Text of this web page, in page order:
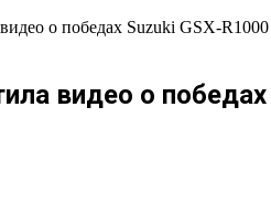
о победах Suzuki GSX-
видео о